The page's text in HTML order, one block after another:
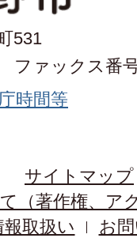
531
ファックス番
時間等
サイトマップ
（著作権、ア
取扱い
お